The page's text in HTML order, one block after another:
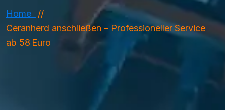
Home
Ceranherd anschließen – Professioneller Service
ab 58 Euro